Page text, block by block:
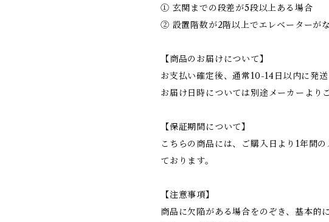
① 玄関までの段差が5段以上ある場合
② 設置階数が2階以上でエレベーターが
【商品のお届けについて】
お支払い確定後、通常10-14日以内に発
お届け日時については別途メーカーより
【保証期間について】
こちらの商品には、ご購入日より1年間
ております。
【注意事項】
商品に欠陥がある場合をのぞき、基本的